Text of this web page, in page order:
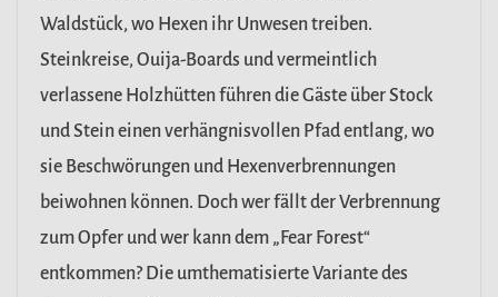
Waldstück, wo Hexen ihr Unwesen treiben.
Steinkreise, Ouija-Boards und vermeintlich
verlassene Holzhütten führen die Gäste über Stock
und Stein einen verhängnisvollen Pfad entlang, wo
sie Beschwörungen und Hexenverbrennungen
beiwohnen können. Doch wer fällt der Verbrennung
zum Opfer und wer kann dem „Fear Forest“
entkommen? Die umthematisierte Variante des